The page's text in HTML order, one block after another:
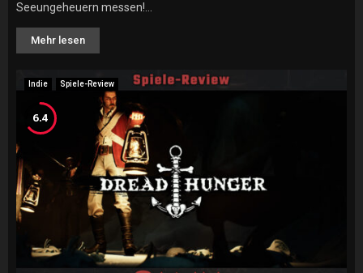
Seeungeheuern messen!...
Mehr lesen
Indie Spiele-Review
6.4